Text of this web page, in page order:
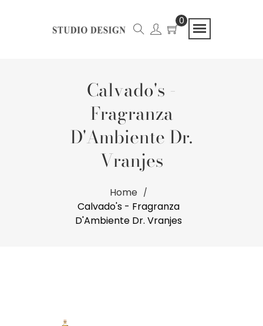
0
Calvado's -
Fragranza
D'Ambiente Dr.
Vranjes
Home
Calvado's - Fragranza
D'Ambiente Dr. Vranjes